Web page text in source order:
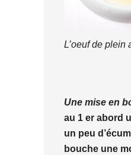
L’oeuf de plein
Une mise en
au 1 er abord
un peu
bouche une